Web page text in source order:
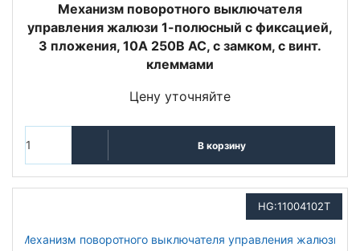
Механизм поворотного выключателя
управления жалюзи 1-полюсный с фиксацией,
3 пложения, 10А 250В АС, с замком, с винт.
клеммами
Цену уточняйте
В корзину
HG:11004102T